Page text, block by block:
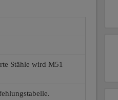
Stähle wird M51